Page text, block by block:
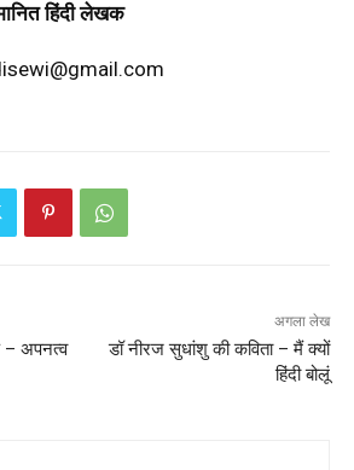
हिंदी लेखक
– अपनत्व
अगला लेख
डॉ नीरज सुधांशु की कविता – मैं क्यों
हिंदी बोलूं